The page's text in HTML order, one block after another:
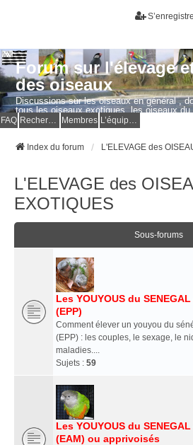
Forum sur l'élevage
des oiseaux
Discussions sur les oiseaux en général ,
tous les oiseaux exotiques, les oiseaux
Questions, photos, expériences.
FAQ Membres
Index du forum L'ELEVAGE des
L'ELEVAGE des
EXOTIQUES
Sous-forums
Les YOUYOUS du
(EPP)
Comment élever un youyou du
(EPP) : les couples, le sexage, le
maladies....
Sujets : 59
Les YOUYOUS du
(EAM) ou apprivoisés